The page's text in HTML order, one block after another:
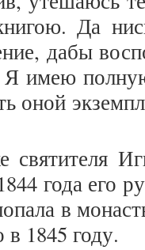
Да
дабы
Я имею
оной
святителя
года его
в
в 1845 году.